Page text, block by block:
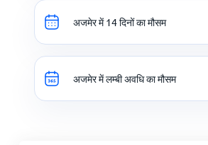
अजमेर में 14 दिनों का मौसम
अजमेर में लम्बी अवधि का मौसम